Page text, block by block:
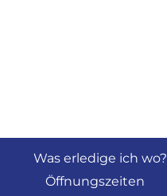
Was erledige ich wo?
Öffnungszeiten